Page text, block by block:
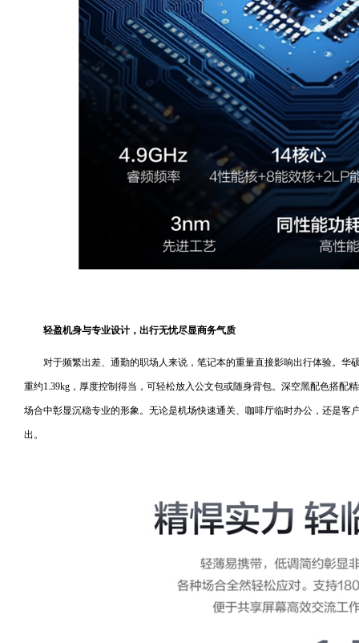
轻盈机身与专业设计，出行无忧尽显商务气质
对于频繁出差、通勤的职场人来说，笔记本的重量直接影响出行体验。华
重约1.39kg，厚度控制得当，可轻松放入公文包或随身背包。深空黑配色搭配
场合中彰显沉稳专业的形象。无论是机场快速通关、咖啡厅临时办公，还是客
出。